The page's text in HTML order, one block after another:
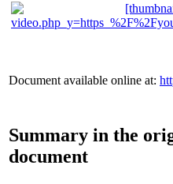
Document available online at:
Summary in the
document